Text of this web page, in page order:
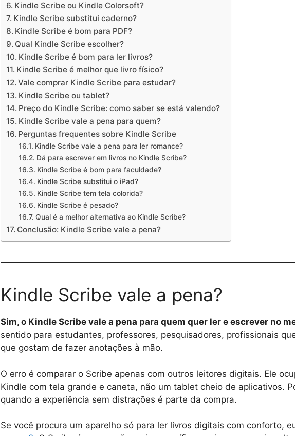
Kindle Scribe ou Kindle Colorsoft?
Kindle Scribe substitui caderno?
Kindle Scribe é bom para PDF?
Qual Kindle Scribe escolher?
Kindle Scribe é bom para ler livros?
Kindle Scribe é melhor que livro físico?
Vale comprar Kindle Scribe para estudar?
Kindle Scribe ou tablet?
Preço do Kindle Scribe: como saber se está valendo?
Kindle Scribe vale a pena para quem?
Perguntas frequentes sobre Kindle Scribe
Kindle Scribe vale a pena para ler romance?
Dá para escrever em livros no Kindle Scribe?
Kindle Scribe é bom para faculdade?
Kindle Scribe substitui o iPad?
Kindle Scribe tem tela colorida?
Kindle Scribe é pesado?
Qual é a melhor alternativa ao Kindle Scribe?
Conclusão: Kindle Scribe vale a pena?
Kindle Scribe vale a pena?
Sim, o Kindle Scribe vale a pena para quem quer ler e escrever no
sentido para estudantes, professores, pesquisadores, profissionais
que gostam de fazer anotações à mão.
O erro é comparar o Scribe apenas com outros leitores digitais. Ele
Kindle com tela grande e caneta, não um tablet cheio de aplicativos.
quando a experiência sem distrações é parte da compra.
Se você procura um aparelho só para ler livros digitais com conforto,